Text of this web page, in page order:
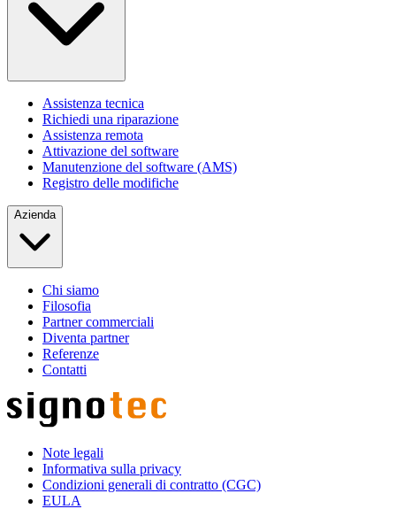
Assistenza tecnica
Richiedi una riparazione
Assistenza remota
Attivazione del software
Manutenzione del software (AMS)
Registro delle modifiche
Azienda
Chi siamo
Filosofia
Partner commerciali
Diventa partner
Referenze
Contatti
Note legali
Informativa sulla privacy
Condizioni generali di contratto (CGC)
EULA